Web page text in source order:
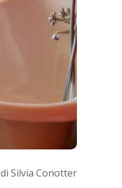
di Silvia Conotter